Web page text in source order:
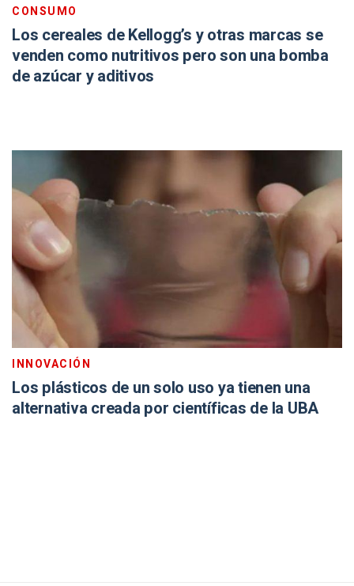
CONSUMO
Los cereales de Kellogg’s y otras marcas se
venden como nutritivos pero son una bomba
de azúcar y aditivos
INNOVACIÓN
Los plásticos de un solo uso ya tienen una
alternativa creada por científicas de la UBA